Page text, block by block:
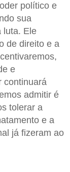
político e
sua
luta. Ele
de direito e a
e
continuará
admitir é
tolerar a
e a
já fizeram ao